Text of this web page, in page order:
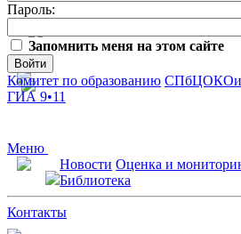
Пароль:
Запомнить меня на этом сайте
Войти
Комитет по образованию
ГИА 9•11
Меню
Новости Оценка и
Библиотека
Контакты